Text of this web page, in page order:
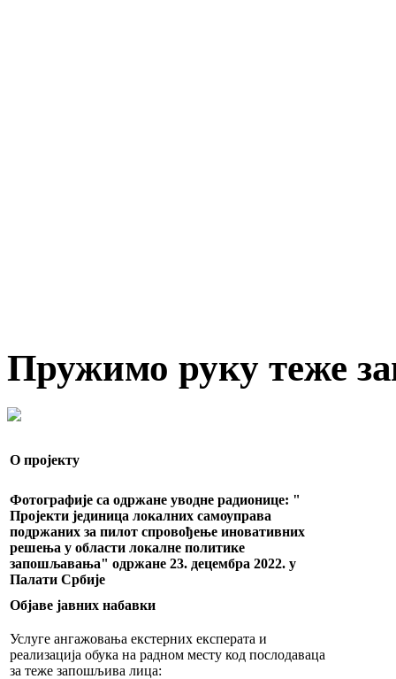
Пружимо руку теже
О пројекту
Фотографије са одржане уводне радионице: "
Пројекти јединица локалних самоуправа
подржаних за пилот спровођење иновативних
решења у области локалне политике
запошљавања" одржане 23. децембра 2022. у
Палати Србије
Објаве јавних набавки
Услуге ангажовања екстерних експерата и
реализација обука на радном месту код послодаваца
за теже запошљива лица: